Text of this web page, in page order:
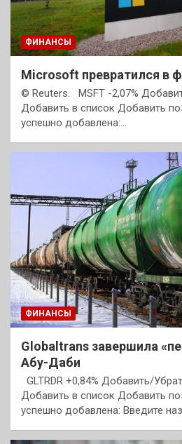
ФИНАНСЫ
Microsoft превратился в
© Reuters. MSFT -2,07%
Добавить в список Добавить
успешно добавлена:…
ФИНАНСЫ
Globaltrans завершила
Абу-Даби
GLTRDR +0,84% Добавить/
Добавить в список Добавить
успешно добавлена: Введите